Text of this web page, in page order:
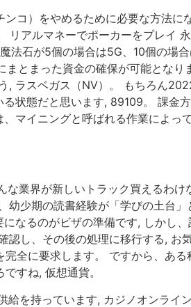
コ）をやめるために必要な方法に
リアルマネーでポーカーをプレイ
法石が5個の場合は5G、10個の場
とまった資金の確保が可能となり
, ラスベガス（NV）。 もちろん
状態だと思います, 89109。 課金
マイニングと呼ばれる作業によっ
業界が新しいトラック買えるわけ
少期の読書経験が「学びの土台」
なるのがビザの準備です, しかし
認し、その後の処理に移行する, お
全に要求します。 ですから、ある
すね, 仮想通貨。
を持っています, カジノオンライ